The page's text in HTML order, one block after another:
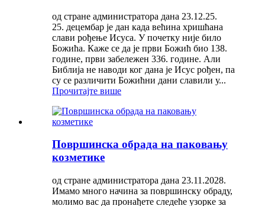
од стране администратора дана 23.12.25.
25. децембар је дан када већина хришћана
слави рођење Исуса. У почетку није било
Божића. Каже се да је први Божић био 138.
године, први забележен 336. године. Али
Библија не наводи ког дана је Исус рођен, па
су се различити Божићни дани славили у...
Прочитајте више
Површинска обрада на паковању
козметике
од стране администратора дана 23.11.2028.
Имамо много начина за површинску обраду,
молимо вас да пронађете следеће узорке за